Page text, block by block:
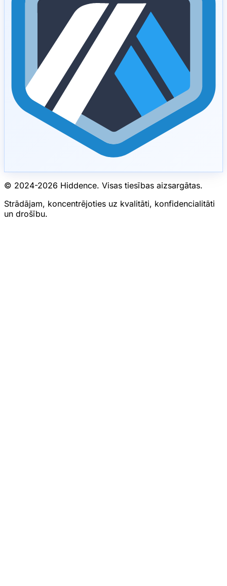
© 2024-2026 Hiddence. Visas tiesības aizsargātas.
Strādājam, koncentrējoties uz kvalitāti, konfidencialitāti
un drošību.